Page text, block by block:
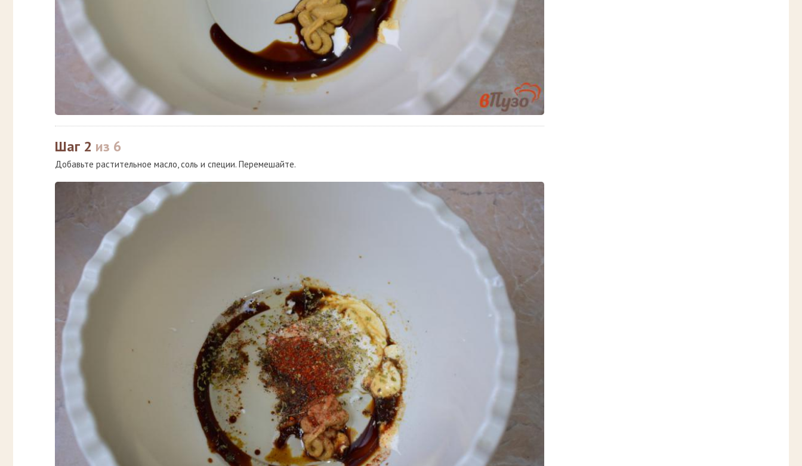
Шаг 2 из 6
Добавьте растительное масло, соль и специи. Перемешайте.